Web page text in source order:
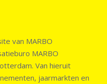
van MARBO
MARBO
Van hieruit
jaarmarkten en